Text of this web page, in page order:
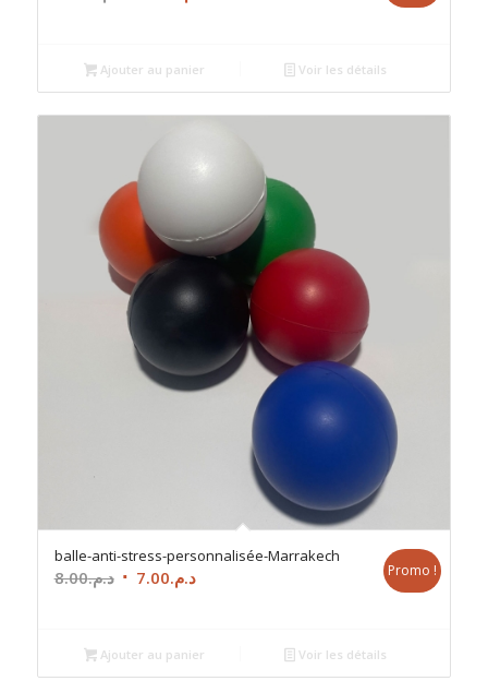
était :
د.م.10.00.
د.م.8.00.
Ajouter au panier Voir les détails
balle-anti-stress-personnalisée-Marrakech
د.م.8.00
Le
était :
د.م.8.00.
د.م.7.00
Le
est :
د.م.7.00.
Promo !
Ajouter au panier Voir les détails